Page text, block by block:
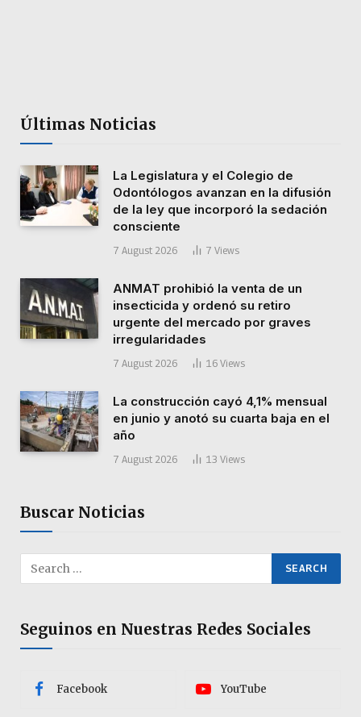
Últimas Noticias
La Legislatura y el Colegio de
Odontólogos avanzan en la difusión
de la ley que incorporó la sedación
consciente
7 August 2026 7 Views
ANMAT prohibió la venta de un
insecticida y ordenó su retiro
urgente del mercado por graves
irregularidades
7 August 2026 16 Views
La construcción cayó 4,1% mensual
en junio y anotó su cuarta baja en el
año
7 August 2026 13 Views
Buscar Noticias
Seguinos en Nuestras Redes Sociales
Facebook YouTube